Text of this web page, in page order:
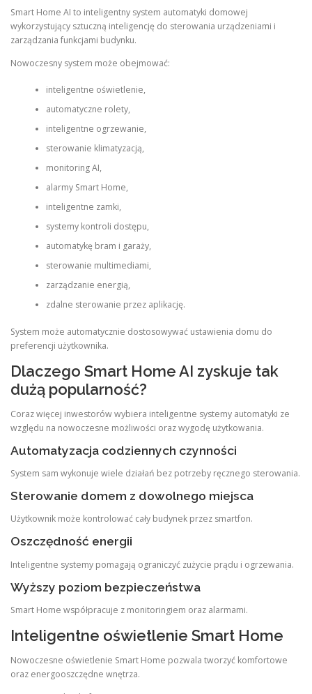
Smart Home AI to inteligentny system automatyki domowej
wykorzystujący sztuczną inteligencję do sterowania urządzeniami i
zarządzania funkcjami budynku.
Nowoczesny system może obejmować:
inteligentne oświetlenie,
automatyczne rolety,
inteligentne ogrzewanie,
sterowanie klimatyzacją,
monitoring AI,
alarmy Smart Home,
inteligentne zamki,
systemy kontroli dostępu,
automatykę bram i garaży,
sterowanie multimediami,
zarządzanie energią,
zdalne sterowanie przez aplikację.
System może automatycznie dostosowywać ustawienia domu do
preferencji użytkownika.
Dlaczego Smart Home AI zyskuje tak
dużą popularność?
Coraz więcej inwestorów wybiera inteligentne systemy automatyki ze
względu na nowoczesne możliwości oraz wygodę użytkowania.
Automatyzacja codziennych czynności
System sam wykonuje wiele działań bez potrzeby ręcznego sterowania.
Sterowanie domem z dowolnego miejsca
Użytkownik może kontrolować cały budynek przez smartfon.
Oszczędność energii
Inteligentne systemy pomagają ograniczyć zużycie prądu i ogrzewania.
Wyższy poziom bezpieczeństwa
Smart Home współpracuje z monitoringiem oraz alarmami.
Inteligentne oświetlenie Smart Home
Nowoczesne oświetlenie Smart Home pozwala tworzyć komfortowe
oraz energooszczędne wnętrza.